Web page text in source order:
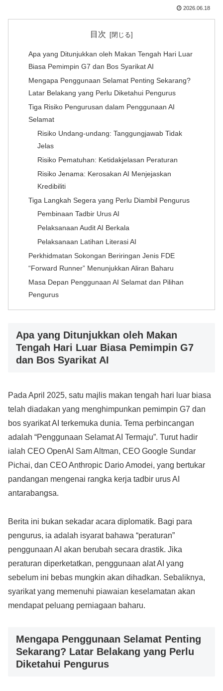
2026.06.18
目次
Apa yang Ditunjukkan oleh Makan Tengah Hari Luar
Biasa Pemimpin G7 dan Bos Syarikat AI
Mengapa Penggunaan Selamat Penting Sekarang?
Latar Belakang yang Perlu Diketahui Pengurus
Tiga Risiko Pengurusan dalam Penggunaan AI
Selamat
Risiko Undang-undang: Tanggungjawab Tidak
Jelas
Risiko Pematuhan: Ketidakjelasan Peraturan
Risiko Jenama: Kerosakan AI Menjejaskan
Kredibiliti
Tiga Langkah Segera yang Perlu Diambil Pengurus
Pembinaan Tadbir Urus AI
Pelaksanaan Audit AI Berkala
Pelaksanaan Latihan Literasi AI
Perkhidmatan Sokongan Beriringan Jenis FDE
“Forward Runner” Menunjukkan Aliran Baharu
Masa Depan Penggunaan AI Selamat dan Pilihan
Pengurus
Apa yang Ditunjukkan oleh Makan
Tengah Hari Luar Biasa Pemimpin G7
dan Bos Syarikat AI
Pada April 2025, satu majlis makan tengah hari luar biasa
telah diadakan yang menghimpunkan pemimpin G7 dan
bos syarikat AI terkemuka dunia. Tema perbincangan
adalah “Penggunaan Selamat AI Termaju”. Turut hadir
ialah CEO OpenAI Sam Altman, CEO Google Sundar
Pichai, dan CEO Anthropic Dario Amodei, yang bertukar
pandangan mengenai rangka kerja tadbir urus AI
antarabangsa.
Berita ini bukan sekadar acara diplomatik. Bagi para
pengurus, ia adalah isyarat bahawa “peraturan”
penggunaan AI akan berubah secara drastik. Jika
peraturan diperketatkan, penggunaan alat AI yang
sebelum ini bebas mungkin akan dihadkan. Sebaliknya,
syarikat yang memenuhi piawaian keselamatan akan
mendapat peluang perniagaan baharu.
Mengapa Penggunaan Selamat Penting
Sekarang? Latar Belakang yang Perlu
Diketahui Pengurus